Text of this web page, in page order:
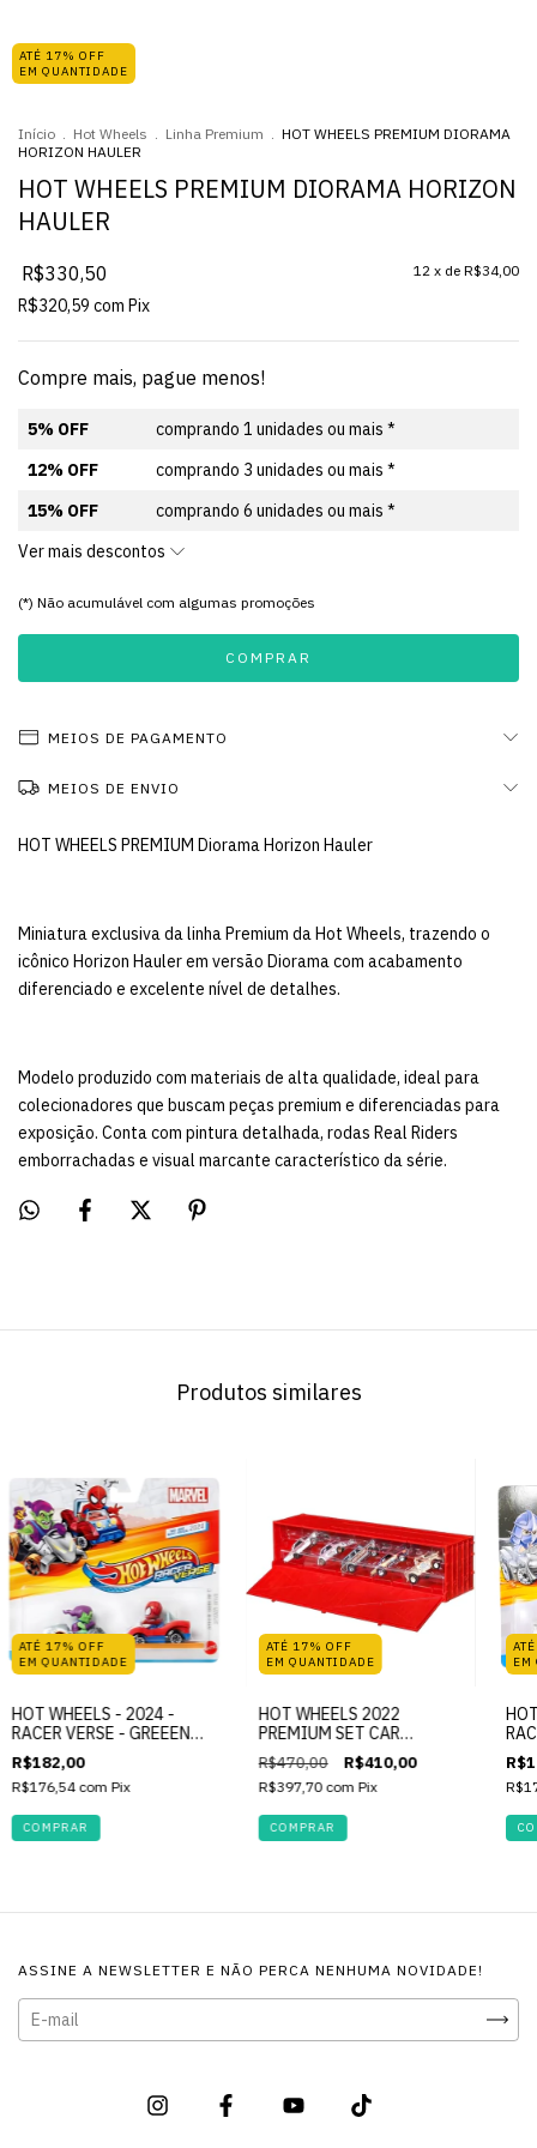
ATÉ 17% OFF
EM QUANTIDADE
Início . Hot Wheels . Linha Premium . HOT WHEELS PREMIUM DIORAMA
HORIZON HAULER
HOT WHEELS PREMIUM DIORAMA HORIZON
HAULER
R$330,50 12 x de R$34,00
R$320,59 com Pix
Compre mais, pague menos!
5% OFF
comprando 1 unidades ou mais *
12% OFF
comprando 3 unidades ou mais *
15% OFF
comprando 6 unidades ou mais *
Ver mais descontos
(*) Não acumulável com algumas promoções
MEIOS DE PAGAMENTO
MEIOS DE ENVIO
HOT WHEELS PREMIUM Diorama Horizon Hauler
Miniatura exclusiva da linha Premium daHot Wheels, trazendo o
icônico Horizon Hauler em versão Diorama com acabamento
diferenciado e excelente nível de detalhes.
Modelo produzido com materiais de alta qualidade, ideal para
colecionadores que buscam peças premium e diferenciadas para
exposição. Conta com pintura detalhada, rodas Real Riders
emborrachadas e visual marcante característico da série.
Produtos similares
ATÉ 17% OFF
EM QUANTIDADE
HOT WHEELS - 2024 -
RACER VERSE - GREEEN
GOBLIN & SPIDER-MAN -
MARVEL
R$182,00
R$176,54 com Pix
ATÉ 17% OFF
EM QUANTIDADE
HOT WHEELS 2022
PREMIUM SET CAR
CULTURE DRAG STRIP
DEMONS
R$470,00 R$410,00
R$397,70 com Pix
EM
&
ASSINE A NEWSLETTER E NÃO PERCA NENHUMA NOVIDADE!